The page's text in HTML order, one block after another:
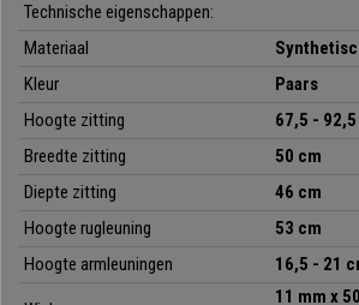
tegelijkertijd stevigom vermoeidheid te
ondersteuning van de rug te bevorderen.
optimale lichaamshouding te verkrijgen.
hetATLAS-model dan ook urenlang gebruiken
ondervinden. Hij beschikt over een
permanent
de hoek ten aanzien van de zitting dezelfde blijft.
druk op de wervelkolom en geeft een grotere
Technische eigenschappen:
Materiaal
Kleur
Paars
Hoogte zitting
67,5 -
Breedte zitting
50 cm
Diepte zitting
46 cm
Hoogte rugleuning
53 cm
Hoogte armleuningen
16,5 - 21
11 mm x